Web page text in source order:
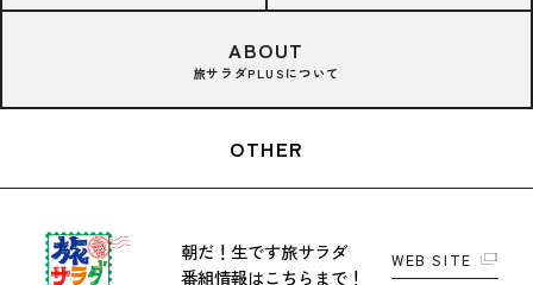
ABOUT
旅サラダPLUSについて
OTHER
朝だ！生です旅サラダ
番組情報はこちらまで！
WEB SITE